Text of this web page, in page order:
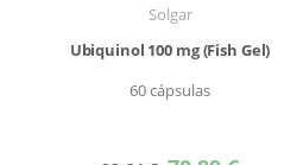
Solgar
Ubiquinol 100 mg (Fish Gel)
60 cápsulas